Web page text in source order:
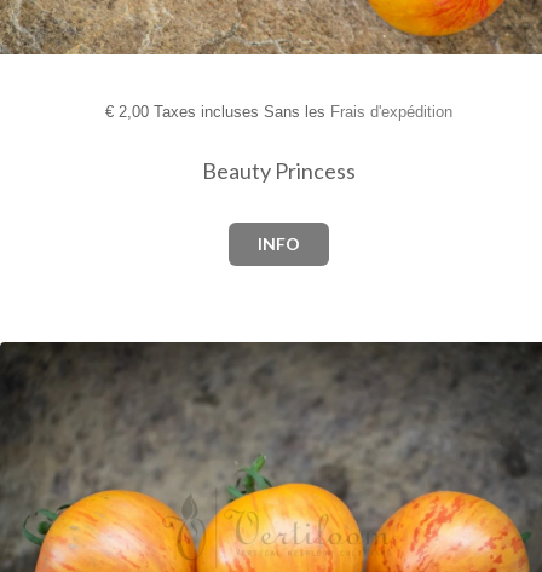
€2,00 Taxes incluses Sans les Frais d'expédition
Beauty Princess
INFO